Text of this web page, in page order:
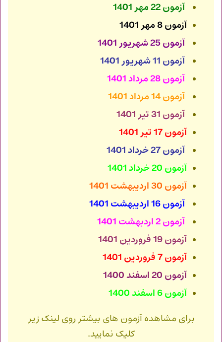
آزمون 22 مهر 1401
آزمون 8 مهر 1401
آزمون 25 شهریور 1401
آزمون 11 شهریور 1401
آزمون 28 مرداد
1401
آزمون 14 مرداد 1401
آزمون 31 تیر 1401
آزمون 17 تیر 1401
آزمون 27 خرداد 1401
آزمون 20 خرداد 1401
آزمون 30 اردیبهشت 1401
آزمون 16 اردیبهشت 1401
آزمون 2 اردبهشت 1401
آزمون 19 فروردین 1401
آزمون 7 فروردین 1401
آزمون 20 اسفند 1400
آزمون 6 اسفند 1400
برای مشاهده آزمون های بیشتر روی لینک زیر
کلیک نمایید.